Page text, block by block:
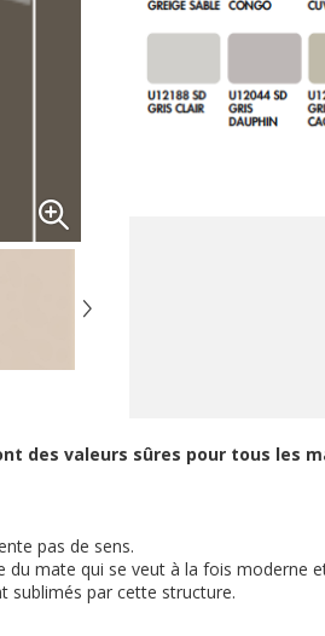
des valeurs sûres pour tous les
pas de sens.
mate qui se veut à la fois moderne
sublimés par cette structure.